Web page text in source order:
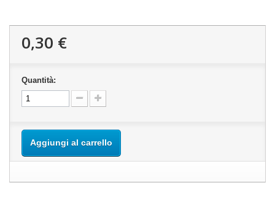
0,30 €
Quantità:
Aggiungi al carrello